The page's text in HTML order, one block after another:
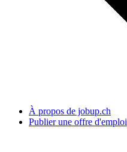
À propos de jobup.ch
Publier une offre d'emploi